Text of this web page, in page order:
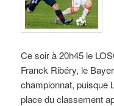
Ce soir à 20h45 le
Franck Ribéry, le
championnat, puisque
place du classement